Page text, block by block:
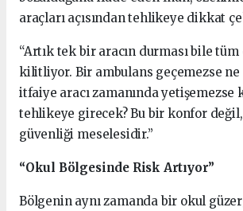
araçları açısından tehlikeye dikkat
“Artık tek bir aracın durması bile tüm
kilitliyor. Bir ambulans geçemezse ne
itfaiye aracı zamanında yetişemezse
tehlikeye girecek? Bu bir konfor
güvenliği meselesidir.”
“Okul Bölgesinde Risk Artıyor”
Bölgenin aynı zamanda bir okul